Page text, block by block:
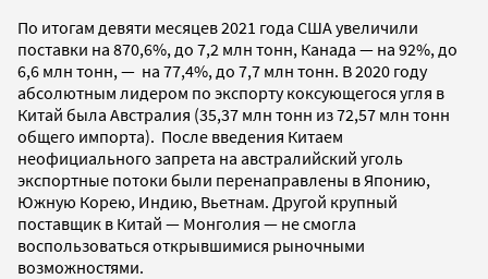
По итогам девяти месяцев 2021 года США увеличили
поставки на 870,6%, до 7,2 млн тонн, Канада — на 92%, до
6,6 млн тонн, — на 77,4%, до 7,7 млн тонн. В 2020 году
абсолютным лидером по экспорту коксующегося угля в
Китай была Австралия (35,37 млн тонн из 72,57 млн тонн
общего импорта). После введения Китаем
неофициального запрета на австралийский уголь
экспортные потоки были перенаправлены в Японию,
Южную Корею, Индию, Вьетнам. Другой крупный
поставщик в Китай — Монголия — не смогла
воспользоваться открывшимися рыночными
возможностями.